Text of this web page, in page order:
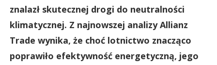
znalazł skutecznej drogi do neutralności
klimatycznej. Z najnowszej analizy Allianz
Trade wynika, że choć lotnictwo znacząco
poprawiło efektywność energetyczną, jego